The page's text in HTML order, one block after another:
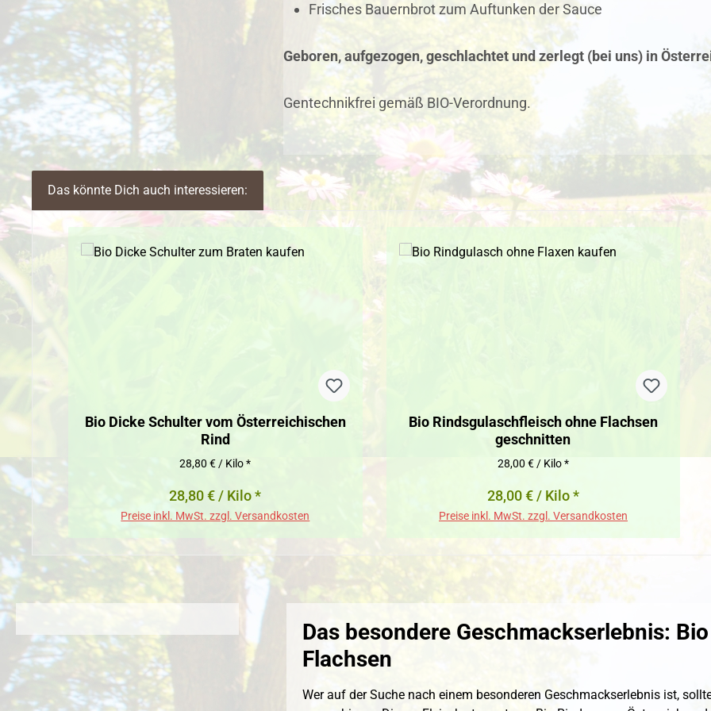
Frisches Bauernbrot zum Auftunken der Sauce
Geboren, aufgezogen, geschlachtet und zerlegt (bei uns) in
Gentechnikfrei gemäß BIO-Verordnung.
Das könnte Dich auch interessieren:
Produktgalerie überspringen
Bio Dicke Schulter vom Österreichischen
Rind
28,80 € / Kilo *
28,80 € / Kilo *
Preise inkl. MwSt. zzgl. Versandkosten
Bio Rindsgulaschfleisch ohne Flachsen
geschnitten
28,00 € / Kilo *
28,00 € / Kilo *
Preise inkl. MwSt. zzgl. Versandkosten
Das besondere Geschmackserlebnis:
Flachsen
Wer auf der Suche nach einem besonderen Geschmackserlebnis ist,